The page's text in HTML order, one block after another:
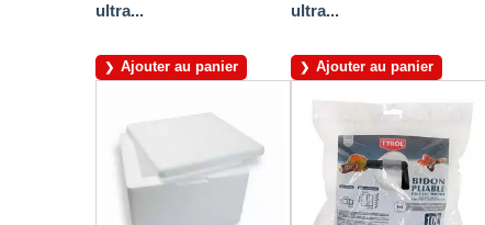
ultra...
Ajouter au panier
ultra...
Ajouter au panier